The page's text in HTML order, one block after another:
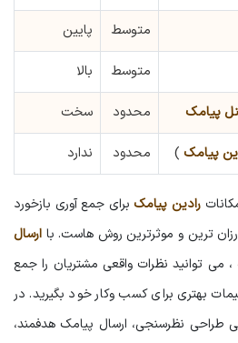
متوسط پایین
متوسط بالا
پیامک محدود سخت
پیامک ) محدود ندارد
رادین پیامک برای جمع آوری بازخورد
ترین و موثرترین روش هاست. با ارسال
، می توانید نظرات واقعی مشتریان را جمع
بهتری برای کسب وکار خود بگیرید. در
نظرسنجی، ارسال پیامک هدفمند،